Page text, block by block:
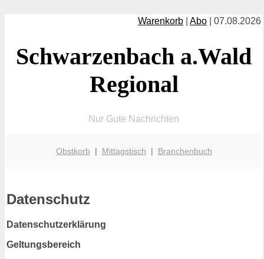
Warenkorb Abo | 07.08.2026
Schwarzenbach a.Wald
Regional
Nur Gute Nachrichten
Obstkorb | Mittagstisch | Branchenbuch
Datenschutz
Datenschutzerklärung
Geltungsbereich